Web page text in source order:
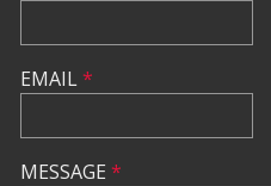
EMAIL*
MESSAGE *